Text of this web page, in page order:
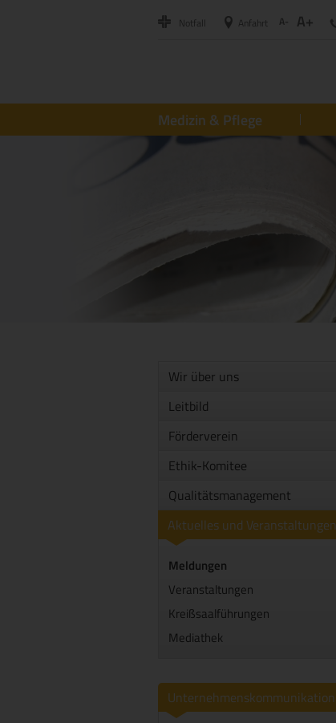
Notfall Anfahrt A- A+
Medizin & Pflege
Wir über uns
Leitbild
Förderverein
Ethik-Komitee
Qualitätsmanagement
Aktuelles und Veranstaltungen
Meldungen
Veranstaltungen
Kreißsaalführungen
Mediathek
Unternehmenskommunikation